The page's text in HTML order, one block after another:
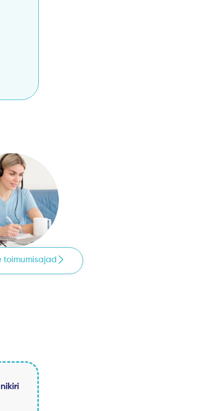
toimumisajad